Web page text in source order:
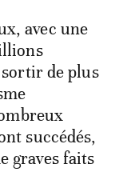
avec une
de plus
succédés,
graves faits